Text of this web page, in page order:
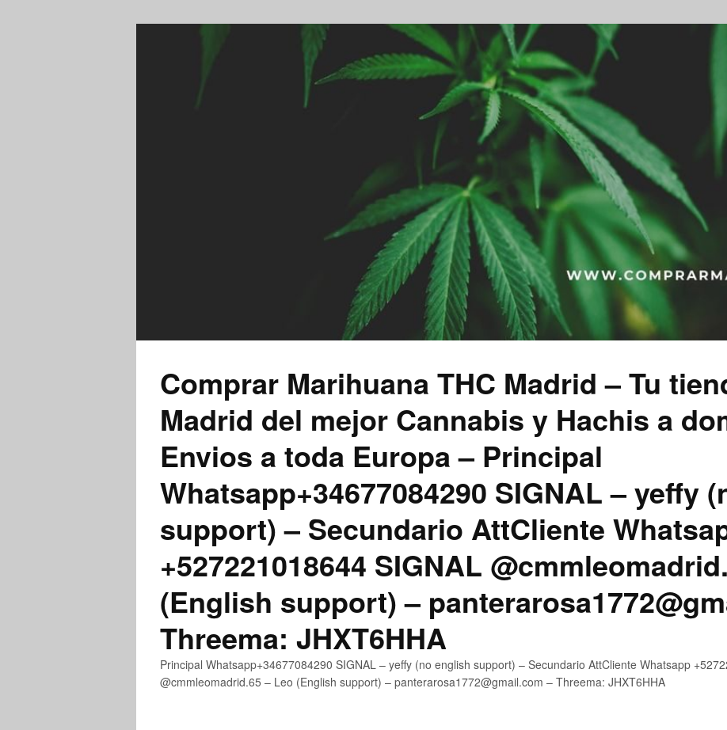
Comprar Marihuana THC Madrid – Tu
Madrid del mejor Cannabis y Hachis a
Envios a toda Europa – Principal
Whatsapp+34677084290 SIGNAL – yeffy
support) – Secundario AttCliente
+527221018644 SIGNAL
(English support) –
Threema: JHXT6HHA
Principal Whatsapp+34677084290 SIGNAL – yeffy (no english support) – Secundario AttCliente Whatsapp
@cmmleomadrid.65 – Leo (English support) – panterarosa1772@gmail.com – Threema: JHXT6HHA